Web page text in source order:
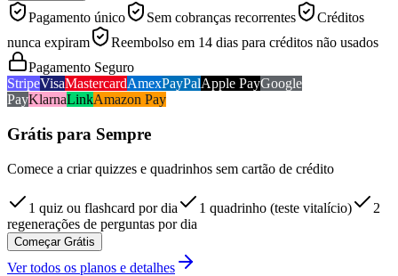
Pagamento único Sem cobranças recorrentes
Créditos
nunca expiram
Reembolso em 14 dias para créditos não usados
Pagamento Seguro
StripeVisaMastercardAmexPayPalApple PayGoogle
PayKlarnaLinkAmazon Pay
Grátis para Sempre
Comece a criar quizzes e quadrinhos sem cartão de crédito
1 quiz ou flashcard por dia 1 quadrinho (teste vitalício)
2
regenerações de perguntas por dia
Começar Grátis
Ver todos os planos e detalhes